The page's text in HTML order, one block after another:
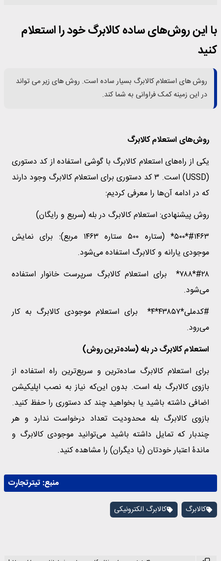
با این روش‌های ساده کالابرگ خود را استعلام
کنید
روش های استعلام کالابرگ بسیار ساده است. روش های زیر می تواند
در این زمینه کمک فراوانی به شما کند.
روش‌های استعلام کالابرگ
یکی از راه‌های استعلام کالابرگ با گوشی استفاده از کد دستوری
(USSD) است. ۳ کد دستوری برای استعلام کالابرگ وجود دارند
که در ادامه آن‌ها را معرفی کردیم:
روش پیشنهادی: استعلام کالابرگ در بله (سریع و رایگان)
#۱۴۶۳*۵۰۰* (ستاره ۵۰۰ ستاره ۱۴۶۳ مربع): برای نمایش
موجودی یارانه و کالابرگ استفاده می‌شود.
#۲۸*۷۸۸* برای استعلام کالابرگ سرپرست خانوار استفاده
می‌شود.
#کدملی*۴۳۸۵۷*۴* برای استعلام موجودی کالابرگ به کار
می‌رود.
استعلام کالابرگ در بله (ساده‌ترین روش)
برای استعلام کالابرگ ساده‌ترین و سریع‌ترین راه استفاده از
بازوی کالابرگ بله است. بدون این‌که نیاز به نصب اپلیکیشن
اضافی داشته باشید یا بخواهید چند کد دستوری را حفظ کنید.
بازوی کالابرگ بله محدودیت تعداد درخواست ندارد و هر
چندبار که تمایل داشته باشید می‌توانید موجودی کالابرگ و
ماندۀ اعتبار خودتان (یا دیگران) را مشاهده کنید.
منبع: تیترتجارت
کالابرگ کالابرگ الکترونیکی